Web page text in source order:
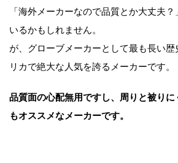
「海外メーカーなので品質とか大丈夫
いるかもしれません。
が、グローブメーカーとして最も長い歴
リカで絶大な人気を誇るメーカーです。
品質面の心配無用ですし、周りと被り
もオススメなメーカーです。